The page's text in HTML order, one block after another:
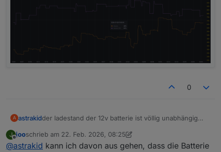
0
A astrakidder ladestand der 12v batterie ist völlig unabhängig
die 12v batterie so stark entladen wird, dass das auto
nicht mehr anspringt.
J
Offline
jooschrieb am 22. Feb. 2026, 08:25
zuletzt editiert von joo
@astrakid kann ich davon aus gehen, dass die Batterie